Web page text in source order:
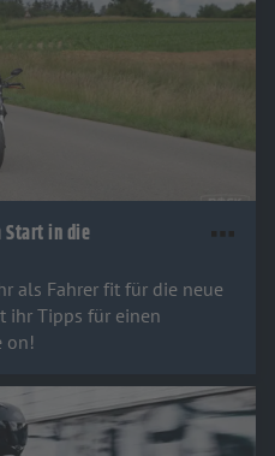
Start in die
als Fahrer fit für die neue
ihr Tipps für einen
on!